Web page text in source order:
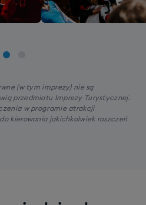
(w tym imprezy) nie są
przedmiotu Imprezy Turystycznej.
w programie atrakcji
kierowania jakichkolwiek roszczeń